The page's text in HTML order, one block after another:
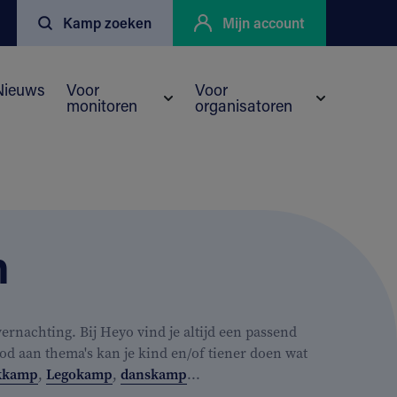
Kamp zoeken Mijn account
voor Kortingen
Voor
monitoren
Submenu voor Voor monitoren
Voor
organisatoren
Bij Heyo vind je altijd een passend
aan thema's kan je kind en/of tiener doen wat
, Legokamp, danskamp...